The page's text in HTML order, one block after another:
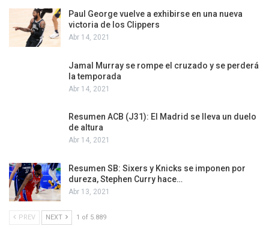
Paul George vuelve a exhibirse en una nueva
victoria de los Clippers
Abr 14, 2021
Jamal Murray se rompe el cruzado y se perderá
la temporada
Abr 14, 2021
Resumen ACB (J31): El Madrid se lleva un duelo
de altura
Abr 14, 2021
Resumen SB: Sixers y Knicks se imponen por
dureza, Stephen Curry hace…
Abr 13, 2021
PREV NEXT 1 of 5.889